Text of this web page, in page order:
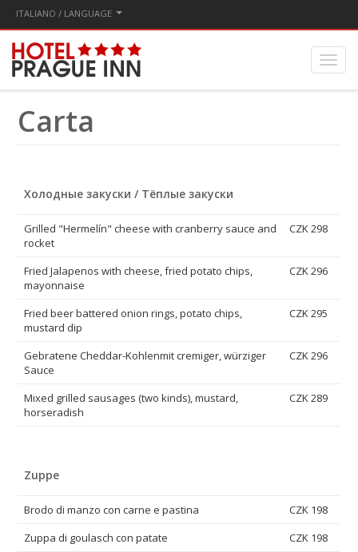
ITALIANO / LANGUAGE
Carta
Холодные закуски / Тёплые закуски
Grilled "Hermelín" cheese with cranberry sauce and
rocket
CZK 298
Fried Jalapenos with cheese, fried potato chips,
mayonnaise
CZK 296
Fried beer battered onion rings, potato chips,
mustard dip
CZK 295
Gebratene Cheddar-Kohlenmit cremiger, würziger
Sauce
CZK 296
Mixed grilled sausages (two kinds), mustard,
horseradish
CZK 289
Zuppe
Brodo di manzo con carne e pastina
CZK 198
Zuppa di goulasch con patate
CZK 198